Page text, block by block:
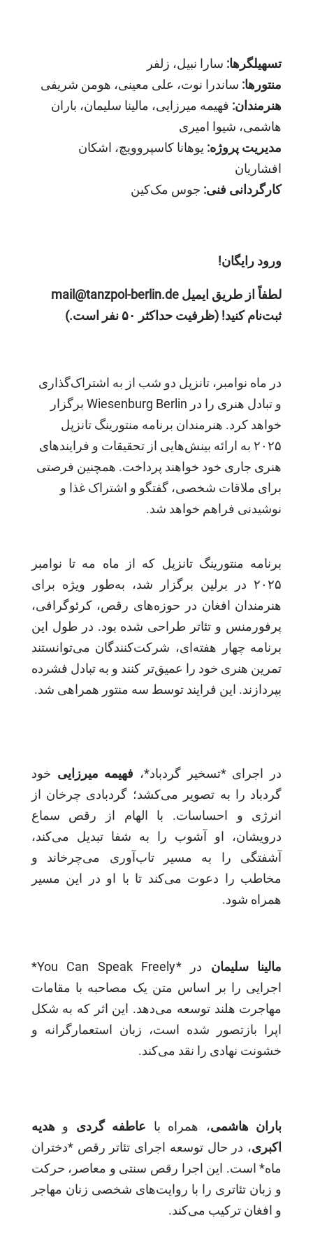
تسهیلگرها: سارا نبیل، زلفر
منتورها: ساندرا نوت، علی معینی، هومن شریفی
هنرمندان: فهیمه میرزایی، مالینا سلیمان، باران
هاشمی، شیوا امیری
مدیریت پروژه: یوهانا کاسپروویچ، اشکان
افشاریان
کارگردانی فنی: جوس مک‌کین
ورود رایگان!
لطفاً از طریق ایمیل mail@tanzpol-berlin.de
ثبت‌نام کنید! (ظرفیت حداکثر ۵۰ نفر است.)
در ماه نوامبر، تانزپل دو شب از به اشتراک‌گذاری
و تبادل هنری را در Wiesenburg Berlin برگزار
خواهد کرد. هنرمندان برنامه منتورینگ تانزپل
۲۰۲۵ به ارائه بینش‌هایی از تحقیقات و فرایندهای
هنری جاری خود خواهند پرداخت. همچنین فرصتی
برای ملاقات شخصی، گفتگو و اشتراک غذا و
نوشیدنی فراهم خواهد شد.
برنامه منتورینگ تانزپل که از ماه مه تا نوامبر
۲۰۲۵ در برلین برگزار شد، به‌طور ویژه برای
هنرمندان افغان در حوزه‌های رقص، کرئوگرافی،
پرفورمنس و تئاتر طراحی شده بود. در طول این
برنامه چهار هفته‌ای، شرکت‌کنندگان می‌توانستند
تمرین هنری خود را عمیق‌تر کنند و به تبادل فشرده
بپردازند. این فرایند توسط سه منتور همراهی شد.
در اجرای *تسخیر گردباد*، فهیمه میرزایی خود
گردباد را به تصویر می‌کشد؛ گردبادی چرخان از
انرژی و احساسات. با الهام از رقص سماع
درویشان، او آشوب را به شفا تبدیل می‌کند،
آشفتگی را به مسیر تاب‌آوری می‌چرخاند و
مخاطب را دعوت می‌کند تا با او در این مسیر
همراه شود.
مالینا سلیمان
در *You Can Speak Freely*
اجرایی را بر اساس متن یک مصاحبه با مقامات
مهاجرت هلند توسعه می‌دهد. این اثر که به شکل
اپرا بازتصور شده است، زبان استعمارگرانه و
خشونت نهادی را نقد می‌کند.
باران هاشمی، همراه با عاطفه گردی وهدیه
اکبری، در حال توسعه اجرای تئاتر رقص *دختران
ماه* است. این اجرا رقص سنتی و معاصر، حرکت
و زبان تئاتری را با روایت‌های شخصی زنان مهاجر
و افغان ترکیب می‌کند.